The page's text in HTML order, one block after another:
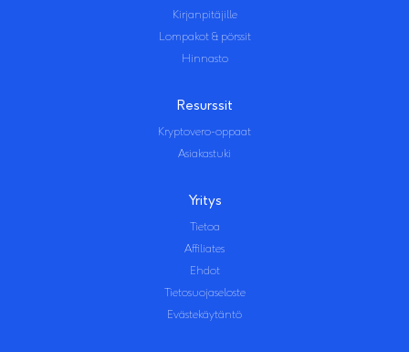
Kirjanpitäjille
Lompakot & pörssit
Hinnasto
Resurssit
Kryptovero-oppaat
Asiakastuki
Yritys
Tietoa
Affiliates
Ehdot
Tietosuojaseloste
Evästekäytäntö